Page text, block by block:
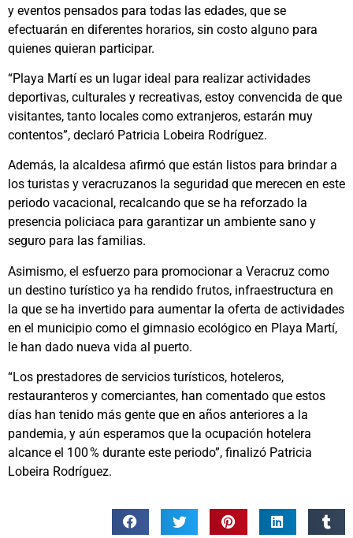
y eventos pensados para todas las edades, que se
efectuarán en diferentes horarios, sin costo alguno para
quienes quieran participar.
“Playa Martí es un lugar ideal para realizar actividades
deportivas, culturales y recreativas, estoy convencida de que
visitantes, tanto locales como extranjeros, estarán muy
contentos”, declaró Patricia Lobeira Rodríguez.
Además, la alcaldesa afirmó que están listos para brindar a
los turistas y veracruzanos la seguridad que merecen en este
periodo vacacional, recalcando que se ha reforzado la
presencia policiaca para garantizar un ambiente sano y
seguro para las familias.
Asimismo, el esfuerzo para promocionar a Veracruz como
un destino turístico ya ha rendido frutos, infraestructura en
la que se ha invertido para aumentar la oferta de actividades
en el municipio como el gimnasio ecológico en Playa Martí,
le han dado nueva vida al puerto.
“Los prestadores de servicios turísticos, hoteleros,
restauranteros y comerciantes, han comentado que estos
días han tenido más gente que en años anteriores a la
pandemia, y aún esperamos que la ocupación hotelera
alcance el 100 % durante este periodo”, finalizó Patricia
Lobeira Rodríguez.